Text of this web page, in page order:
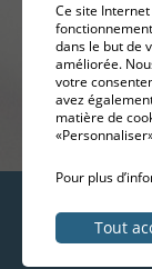
Ce site
dans le but de
améliorée.
votre
avez
matière de
Pour plus
Tout